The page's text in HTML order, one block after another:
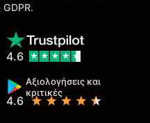
Αξιολογήσεις και
κριτικές
4.6
4.6